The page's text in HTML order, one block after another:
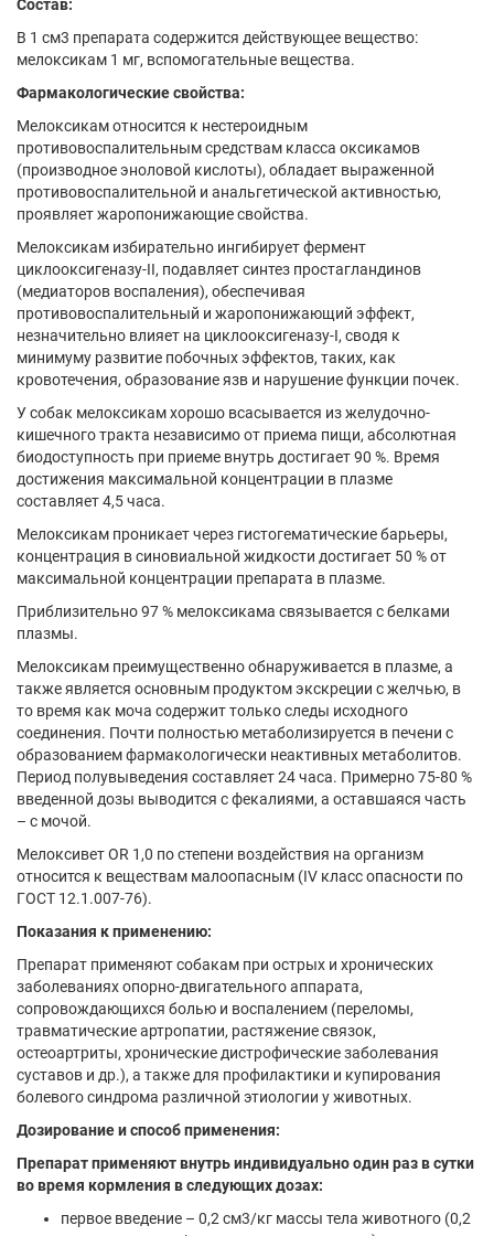
Состав:
В 1 см3 препарата содержится действующее вещество:
мелоксикам 1 мг, вспомогательные вещества.
Фармакологические свойства:
Мелоксикам относится к нестероидным
противовоспалительным средствам класса оксикамов
(производное эноловой кислоты), обладает выраженной
противовоспалительной и анальгетической активностью,
проявляет жаропонижающие свойства.
Мелоксикам избирательно ингибирует фермент
циклооксигеназу-II, подавляет синтез простагландинов
(медиаторов воспаления), обеспечивая
противовоспалительный и жаропонижающий эффект,
незначительно влияет на циклооксигеназу-I, сводя к
минимуму развитие побочных эффектов, таких, как
кровотечения, образование язв и нарушение функции почек.
У собак мелоксикам хорошо всасывается из желудочно-
кишечного тракта независимо от приема пищи, абсолютная
биодоступность при приеме внутрь достигает 90 %. Время
достижения максимальной концентрации в плазме
составляет 4,5 часа.
Мелоксикам проникает через гистогематические барьеры,
концентрация в синовиальной жидкости достигает 50 % от
максимальной концентрации препарата в плазме.
Приблизительно 97 % мелоксикама связывается с белками
плазмы.
Мелоксикам преимущественно обнаруживается в плазме, а
также является основным продуктом экскреции с желчью, в
то время как моча содержит только следы исходного
соединения. Почти полностью метаболизируется в печени с
образованием фармакологически неактивных метаболитов.
Период полувыведения составляет 24 часа. Примерно 75-80 %
введенной дозы выводится с фекалиями, а оставшаяся часть
– с мочой.
Мелоксивет OR 1,0 по степени воздействия на организм
относится к веществам малоопасным (IV класс опасности по
ГОСТ 12.1.007-76).
Показания к применению:
Препарат применяют собакам при острых и хронических
заболеваниях опорно-двигательного аппарата,
сопровождающихся болью и воспалением (переломы,
травматические артропатии, растяжение связок,
остеоартриты, хронические дистрофические заболевания
суставов и др.), а также для профилактики и купирования
болевого синдрома различной этиологии у животных.
Дозирование и способ применения:
Препарат применяют внутрь индивидуально один раз в сутки
во время кормления в следующих дозах:
первое введение – 0,2 см3/кг массы тела животного (0,2